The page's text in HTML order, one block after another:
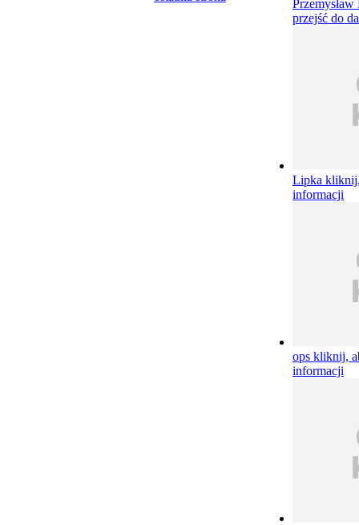
przejść do
Lipka
informacji
ops kliknij,
informacji